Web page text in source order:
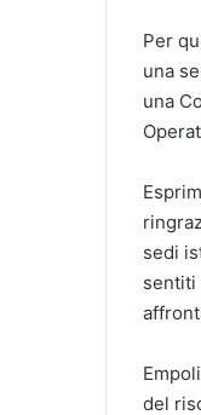
Per
una
una
sedi
sentiti
del